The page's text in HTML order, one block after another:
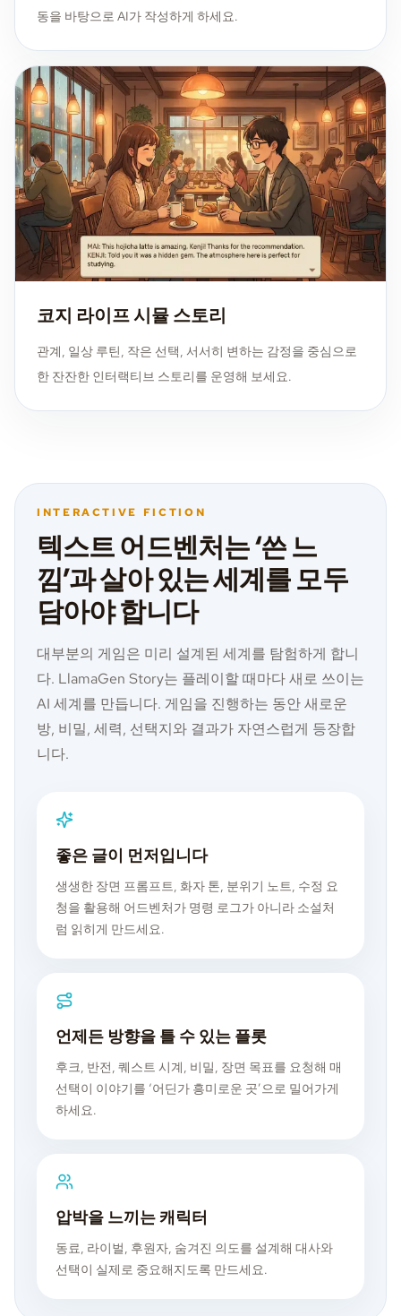
동을 바탕으로 AI가 작성하게 하세요.
코지 라이프 시뮬 스토리
관계, 일상 루틴, 작은 선택, 서서히 변하는 감정을 중심으로
한 잔잔한 인터랙티브 스토리를 운영해 보세요.
INTERACTIVE FICTION
텍스트 어드벤처는 ‘쓴 느
낌’과 살아 있는 세계를 모두
담아야 합니다
대부분의 게임은 미리 설계된 세계를 탐험하게 합니
다. LlamaGen Story는 플레이할 때마다 새로 쓰이는
AI 세계를 만듭니다. 게임을 진행하는 동안 새로운
방, 비밀, 세력, 선택지와 결과가 자연스럽게 등장합
니다.
좋은 글이 먼저입니다
생생한 장면 프롬프트, 화자 톤, 분위기 노트, 수정 요
청을 활용해 어드벤처가 명령 로그가 아니라 소설처
럼 읽히게 만드세요.
언제든 방향을 틀 수 있는 플롯
후크, 반전, 퀘스트 시계, 비밀, 장면 목표를 요청해 매
선택이 이야기를 ‘어딘가 흥미로운 곳’으로 밀어가게
하세요.
압박을 느끼는 캐릭터
동료, 라이벌, 후원자, 숨겨진 의도를 설계해 대사와
선택이 실제로 중요해지도록 만드세요.